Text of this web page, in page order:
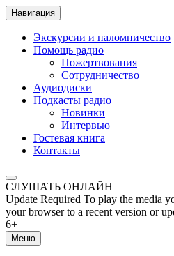
Навигация
Экскурсии и паломничество
Помощь радио
Пожертвования
Сотрудничество
Аудиодиски
Подкасты радио
Новинки
Интервью
Гостевая книга
Контакты
СЛУШАТЬ ОНЛАЙН
Update Required To play the media
your browser to a recent version or
6+
Меню